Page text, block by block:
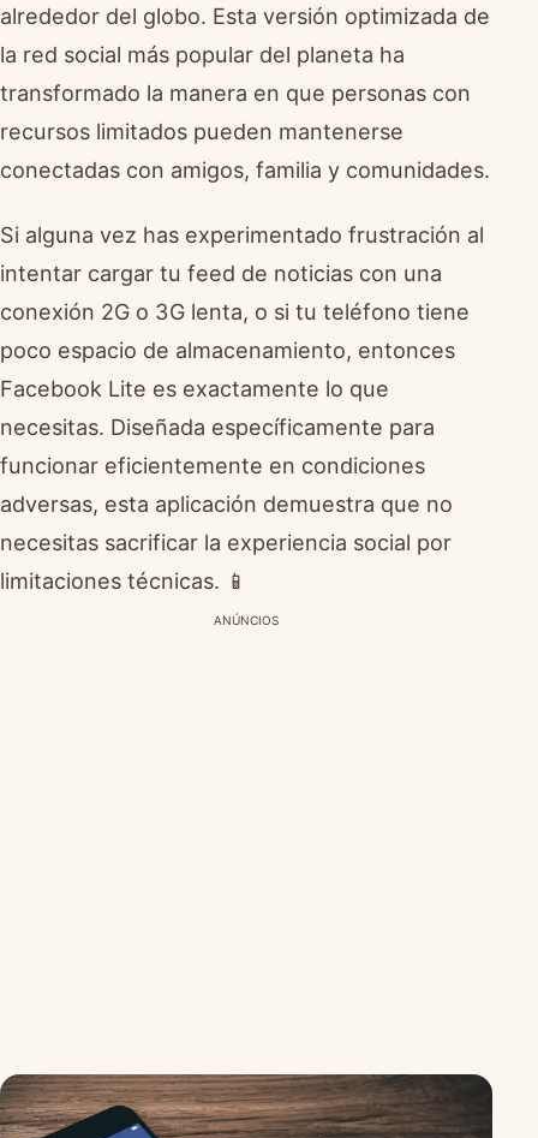
alrededor del globo. Esta versión optimizada de
la red social más popular del planeta ha
transformado la manera en que personas con
recursos limitados pueden mantenerse
conectadas con amigos, familia y comunidades.
Si alguna vez has experimentado frustración al
intentar cargar tu feed de noticias con una
conexión 2G o 3G lenta, o si tu teléfono tiene
poco espacio de almacenamiento, entonces
Facebook Lite es exactamente lo que
necesitas. Diseñada específicamente para
funcionar eficientemente en condiciones
adversas, esta aplicación demuestra que no
necesitas sacrificar la experiencia social por
limitaciones técnicas. 📱
ANÚNCIOS